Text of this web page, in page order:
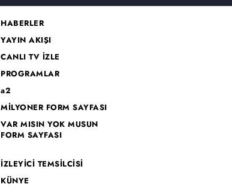
HABERLER
YAYIN AKIŞI
CANLI TV İZLE
PROGRAMLAR
a2
MİLYONER FORM SAYFASI
VAR MISIN YOK MUSUN
FORM SAYFASI
İZLEYİCİ TEMSİLCİSİ
KÜNYE